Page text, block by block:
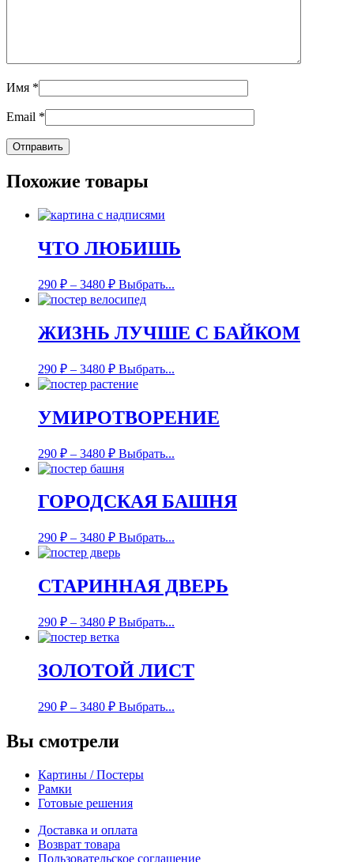
Имя *
Email *
Похожие товары
ЧТО ЛЮБИШЬ
290 ₽ – 3480 ₽ Выбрать...
ЖИЗНЬ ЛУЧШЕ С БАЙКОМ
290 ₽ – 3480 ₽ Выбрать...
УМИРОТВОРЕНИЕ
290 ₽ – 3480 ₽ Выбрать...
ГОРОДСКАЯ БАШНЯ
290 ₽ – 3480 ₽ Выбрать...
СТАРИННАЯ ДВЕРЬ
290 ₽ – 3480 ₽ Выбрать...
ЗОЛОТОЙ ЛИСТ
290 ₽ – 3480 ₽ Выбрать...
Вы смотрели
Картины / Постеры
Рамки
Готовые решения
Доставка и оплата
Возврат товара
Пользовательское соглашение